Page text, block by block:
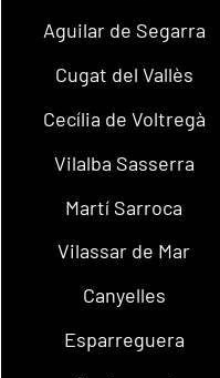
Aguilar de Segarra
Cugat del Vallès
Cecília de Voltregà
Vilalba Sasserra
Martí Sarroca
Vilassar de Mar
Canyelles
Esparreguera